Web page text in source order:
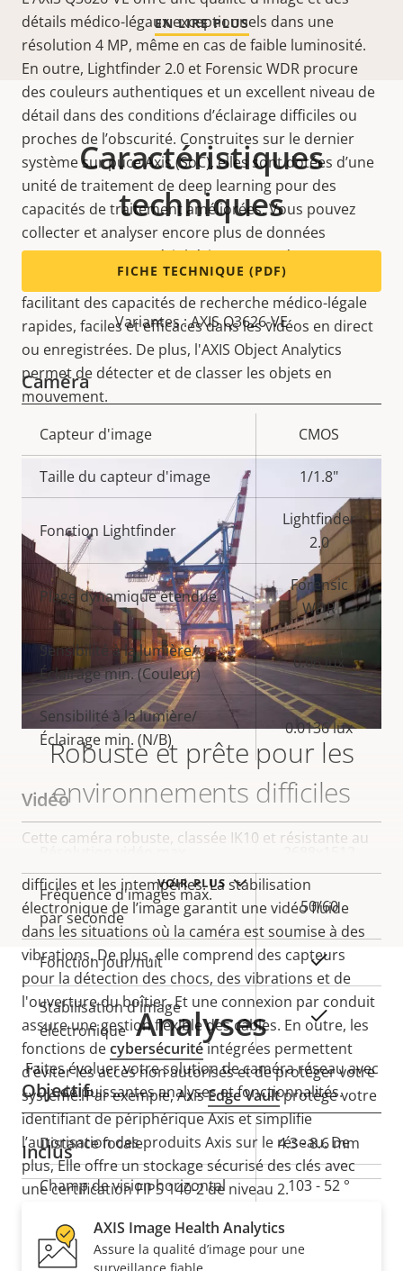
détails médico-légaux exceptionnels dans une
résolution 4 MP, même en cas de faible luminosité.
En outre, Lightfinder 2.0 et Forensic WDR procure
des couleurs authentiques et un excellent niveau de
détail dans des conditions d’éclairage difficiles ou
proches de l’obscurité. Construites sur le dernier
système sur puce Axis (SoC), elles sont dotées d’une
unité de traitement de deep learning pour des
capacités de traitement améliorées. Vous pouvez
collecter et analyser encore plus de données
qu’auparavant, en périphérie. Ces caméras
fournissent également desmétadonnées
facilitant des capacités de recherche médico-légale
rapides, faciles et efficaces dans les vidéos en direct
ou enregistrées. De plus, l'AXIS Object Analytics
permet de détecter et de classer les objets en
mouvement.
Robuste et prête pour les
environnements difficiles
Cette caméra robuste, classée IK10 et résistante au
difficiles et les intempéries. La stabilisation
électronique de l’image garantit une vidéo fluide
dans les situations où la caméra est soumise à des
vibrations. De plus, elle comprend des capteurs
pour la détection des chocs, des vibrations et de
l'ouverture du boîtier. Et une connexion par conduit
assure une gestion flexible des câbles. En outre, les
fonctions decybersécuritéintégrées permettent
d’éviter les accès non autorisés et de protéger votre
système. Par exemple, AxisEdge Vaultprotège votre
identifiant de périphérique Axis et simplifie
l’autorisation des produits Axis sur le réseau. De
plus, Elle offre un stockage sécurisé des clés avec
une certification FIPS 140-2 de niveau 2.
EN LIRE PLUS
VOIR PLUS
Caractéristiques
techniques
FICHE TECHNIQUE (PDF)
Variantes : AXIS Q3626-VE
Caméra
Description
de la
propriété
la
propriété
Capteur d'image CMOS
Taille du capteur d'image 1/1.8"
Fonction Lightfinder
Lightfinder
2.0
Plage dynamique étendue
Forensic
WDR
Sensibilité à la lumière/
Éclairage min. (Couleur)
0.06 lux
Sensibilité à la lumière/
Éclairage min. (N/B)
0.0136 lux
Vidéo
de la
propriété
la
propriété
Fréquence d'images max.
par seconde
50/60
Fonction jour/nuit Oui
Stabilisation d'image
électronique
Oui
Objectif
Description
de la
propriété
Valeur de
la
propriété
Distance focale 4.3 - 8.6 mm
Champ de vision horizontal 103 - 52 °
Champ de vision vertical 56.2 - 29.6 °
Analyses
Faites évoluer votre solution de caméra réseau avec
de puissantes analyses et fonctionnalités.
Inclus
AXIS Image Health Analytics
Assure la qualité d’image pour une